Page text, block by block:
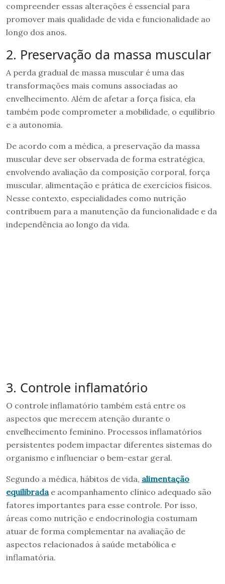
compreender essas alterações é essencial para
promover mais qualidade de vida e funcionalidade ao
longo dos anos.
2. Preservação da massa muscular
A perda gradual de massa muscular é uma das
transformações mais comuns associadas ao
envelhecimento. Além de afetar a força física, ela
também pode comprometer a mobilidade, o equilíbrio
e a autonomia.
De acordo com a médica, a preservação da massa
muscular deve ser observada de forma estratégica,
envolvendo avaliação da composição corporal, força
muscular, alimentação e prática de exercícios físicos.
Nesse contexto, especialidades como nutrição
contribuem para a manutenção da funcionalidade e da
independência ao longo da vida.
3. Controle inflamatório
O controle inflamatório também está entre os
aspectos que merecem atenção durante o
envelhecimento feminino. Processos inflamatórios
persistentes podem impactar diferentes sistemas do
organismo e influenciar o bem-estar geral.
Segundo a médica, hábitos de vida, alimentação
equilibradae acompanhamento clínico adequado são
fatores importantes para esse controle. Por isso,
áreas como nutrição e endocrinologia costumam
atuar de forma complementar na avaliação de
aspectos relacionados à saúde metabólica e
inflamatória.